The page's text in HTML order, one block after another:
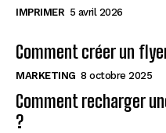
IMPRIMER 5 avril 2026
Comment créer un
MARKETING 8 octobre 2025
Comment recharger
?